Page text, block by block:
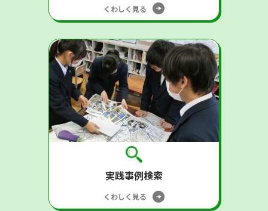
くわしく見る
実践事例検索
くわしく見る